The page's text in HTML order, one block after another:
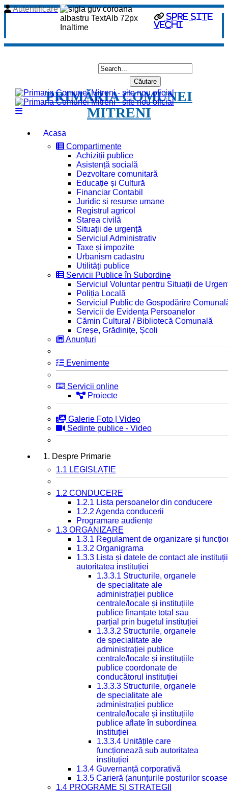
spre site
vechi
Autentificare
PRIMĂRIA COMUNEI
MITRENI
Acasa
Compartimente
Achiziții publice
Asistență socială
Dezvoltare comunitară
Educație și Cultură
Financiar Contabil
Juridic si resurse umane
Registrul agricol
Starea civilă
Situații de urgență
Serviciul Administrativ
Taxe și impozite
Urbanism cadastru
Utilități publice
Servicii Publice în Subordine
Serviciul Voluntar pentru Situații de
Poliția Locală
Serviciul Public de Gospodărire
Servicii de Evidența Persoanelor
Cămin Cultural / Bibliotecă Comunală
Creșe, Grădinițe, Școli
Anunțuri
Evenimente
Servicii online
Proiecte
Galerie Foto | Video
Sedinte publice - Video
1. Despre Primarie
1.1 LEGISLAȚIE
1.2 CONDUCERE
1.2.1 Lista persoanelor din conducere
1.2.2 Agenda conducerii
Programare audiențe
1.3 ORGANIZARE
1.3.1 Regulament de organizare și
1.3.2 Organigrama
1.3.3 Lista și datele de contact ale
autoritatea instituției
1.3.3.1 Structurile, organele
de specialitate ale
administrației publice
centrale/locale și instituțiile
publice finanțate total sau
parțial prin bugetul instituției
1.3.3.2 Structurile, organele
de specialitate ale
administrației publice
centrale/locale și instituțiile
publice coordonate de
conducătorul instituției
1.3.3.3 Structurile, organele
de specialitate ale
administrației publice
centrale/locale și instituțiile
publice aflate în subordinea
instituției
1.3.3.4 Unitățile care
funcționează sub autoritatea
instituției
1.3.4 Guvernanță corporativă
1.3.5 Carieră (anunțurile posturilor
1.4 PROGRAME ȘI STRATEGII